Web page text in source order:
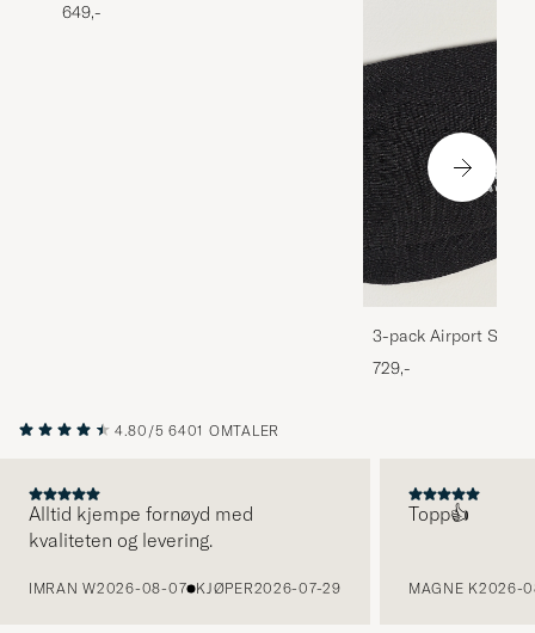
649,-
3-pack Airport
Melange
729,-
4.80/5 6401 OMTALER
Alltid kjempe fornøyd med
kvaliteten og levering.
IMRAN W2026-08-07 KJØPER2026-07-29
Topp👍
MAGNE K2026-